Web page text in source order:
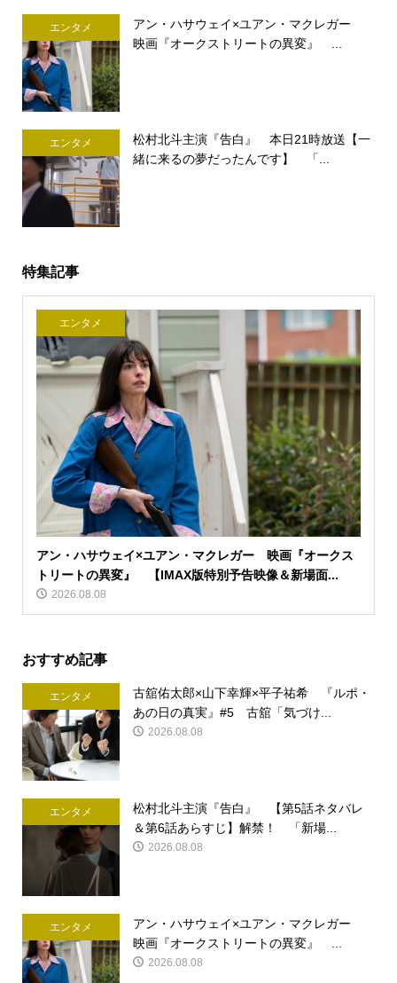
エンタメ
アン・ハサウェイ×ユアン・マクレガー
映画『オークストリートの異変』 ...
エンタメ
松村北斗主演『告白』 本日21時放送【一
緒に来るの夢だったんです】 「...
特集記事
エンタメ
アン・ハサウェイ×ユアン・マクレガー 映画『オークス
トリートの異変』 【IMAX版特別予告映像＆新場面...
2026.08.08
おすすめ記事
エンタメ
古舘佑太郎×山下幸輝×平子祐希 『ルポ・
あの日の真実』#5 古舘「気づけ...
2026.08.08
エンタメ
松村北斗主演『告白』 【第5話ネタバレ
＆第6話あらすじ】解禁！ 「新場...
2026.08.08
エンタメ
アン・ハサウェイ×ユアン・マクレガー
映画『オークストリートの異変』 ...
2026.08.08